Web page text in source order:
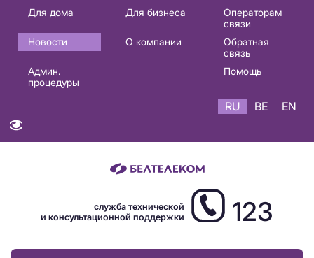
Основная
навигация
RU
Для дома Для бизнеса
Операторам
связи
Новости
О компании
Обратная
связь
Админ.
процедуры
Помощь
RU BE EN
служба технической
и консультационной поддержки
123